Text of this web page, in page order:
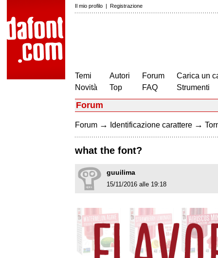
Il mio profilo | Registrazione
Temi
Novità
Autori
Top
Forum
FAQ
Carica un
Strumenti
Forum
Forum → Identificazione carattere →
what the font?
guuilima
15/11/2016 alle 19:18